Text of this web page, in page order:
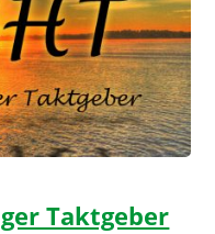
Taktgeber